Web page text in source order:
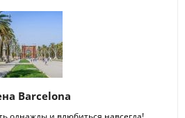
Barcelona